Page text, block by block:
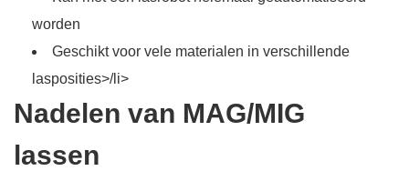
worden
Geschikt voor vele materialen in verschillende
lasposities>/li>
Nadelen van MAG/MIG
lassen